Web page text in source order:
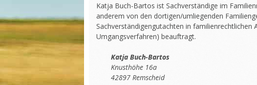
Katja Buch-Bartos ist Sachverständige im
anderem von den dortigen/umliegenden
Sachverständigengutachten in familienrechtlichen
Umgangsverfahren) beauftragt.
Katja Buch-Bartos
Knusthöhe 16a
42897 Remscheid